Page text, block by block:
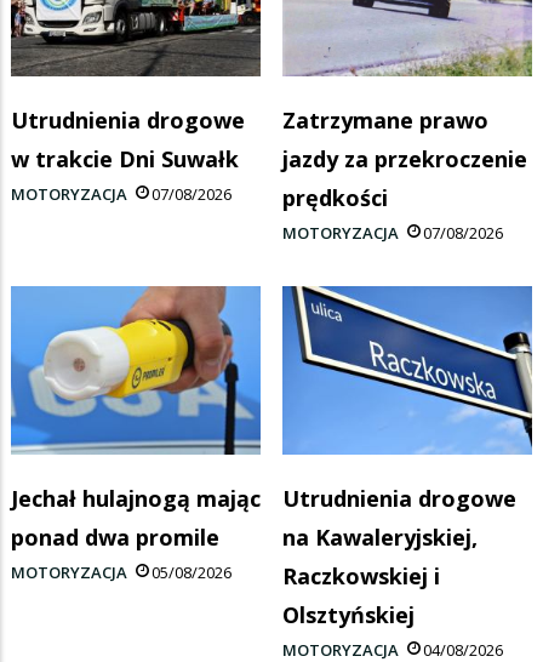
Utrudnienia drogowe
w trakcie Dni Suwałk
MOTORYZACJA 07/08/2026
Zatrzymane prawo
jazdy za przekroczenie
prędkości
MOTORYZACJA 07/08/2026
Jechał hulajnogą mając
ponad dwa promile
MOTORYZACJA 05/08/2026
Utrudnienia drogowe
na Kawaleryjskiej,
Raczkowskiej i
Olsztyńskiej
MOTORYZACJA 04/08/2026